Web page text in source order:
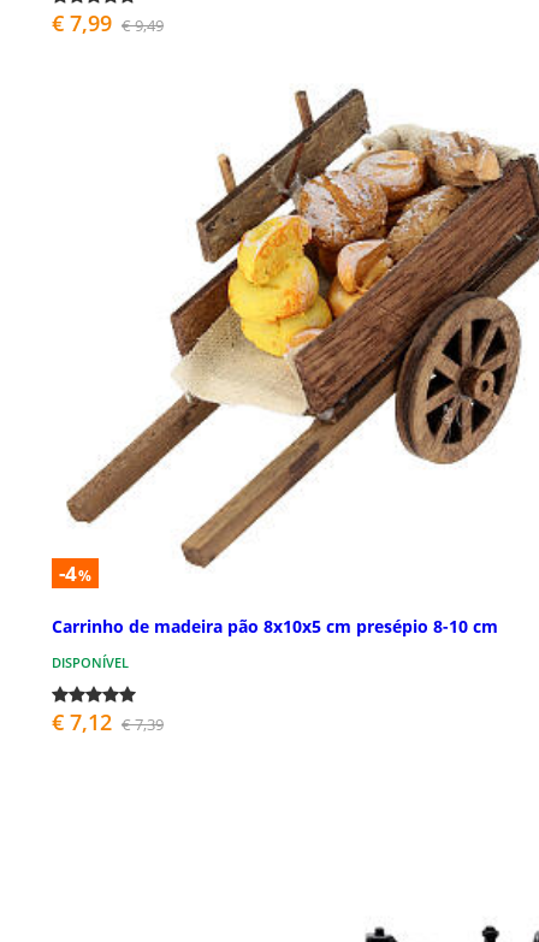
€ 7,99 € 9,49
-4%
Carrinho de madeira pão 8x10x5 cm presépio 8-10 cm
DISPONÍVEL
€ 7,12 € 7,39